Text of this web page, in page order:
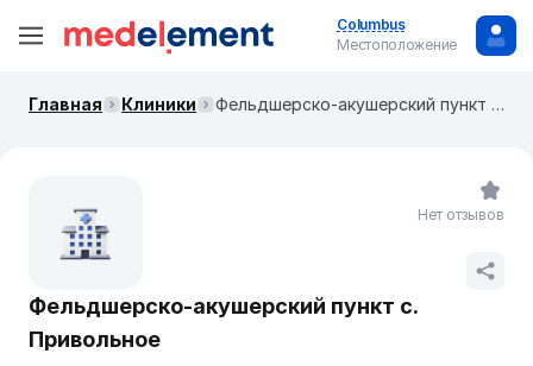
Columbus
Местоположение
Главная Клиники Фельдшерско-акушерский пункт с. Привольное
Фельдшерско-акушерский пункт с.
Привольное
Нет отзывов